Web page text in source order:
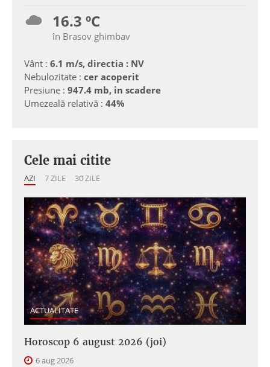
16.3 ºC
în Brasov ghimbav
Vânt : 6.1 m/s, directia : NV
Nebulozitate : cer acoperit
Presiune : 947.4 mb, in scadere
Umezeală relativă : 44%
Cele mai citite
AZI 7 ZILE 30 ZILE
ACTUALITATE
Horoscop 6 august 2026 (joi)
6 aug 2026